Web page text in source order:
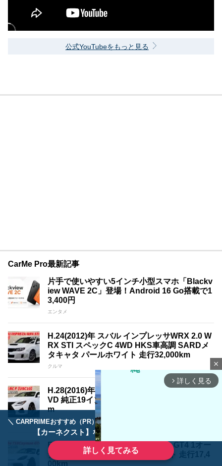
＼ CARPRIMEおすすめ（PR） ／
【カーネクスト】ならどんなクルマも高価買取
詳しく見てみる
公式YouTubeをもっと見る
CarMe Pro最新記事
片手で使いやすい5インチ小型スマホ「Blackv
iew WAVE 2C」登場！Android 16 Go搭載で1
3,400円
エンタメ
H.24(2012)年 スバル インプレッサWRX 2.0 W
RX STI スペックC 4WD HKS車高調 SARDメ
タキャタ パールホワイト 走行32,000km
クルマ
H.28(2016)年 レクサス RC F 5.0 オプションT
VD 純正19インチ パールホワイト 走行33,500k
m
クルマ
R.3(2021)年 ポルシェ 718ケイマン GT4 1オー
ナー PDLS付きLEDライト ホワイト 走行17,4
00km
close
arrow_forward_ios 詳しく見る